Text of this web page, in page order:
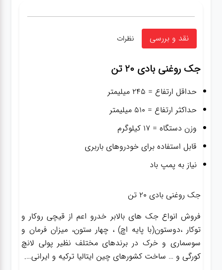
نقد و بررسی نظرات
جک روغنی بادی ۲۰ تن
حداقل ارتفاع = ۲۴۵ میلیمتر
حداکثر ارتفاع = ۵۱۰ میلیمتر
وزن دستگاه = ۱۷ کیلوگرم
قابل استفاده برای خودروهای باربری
نیاز به پمپ باد
جک روغنی بادی ۲۰ تن
فروش انواع جک های بالابر خدرو اعم از قیچی روکار و
توکار ،دوستون(با پایه اچ) ، چهار ستون، میزان فرمان و
سوسماری و خرک در برندهای مختلف نظیر پولی لانچ
کورگی و … ساخت کشورهای چین ایتالیا ترکیه و ایرانی….